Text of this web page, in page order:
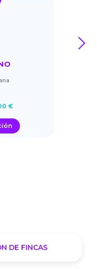
€
next
DE FINCAS